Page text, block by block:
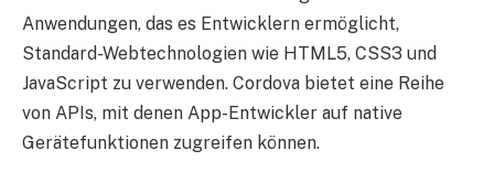
Anwendungen, das es Entwicklern ermöglicht,
Standard-Webtechnologien wie HTML5, CSS3 und
JavaScript zu verwenden. Cordova bietet eine Reihe
von APIs, mit denen App-Entwickler auf native
Gerätefunktionen zugreifen können.